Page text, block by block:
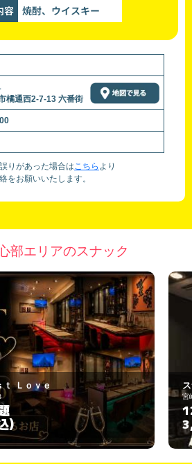
容 焼酎、ウイスキー
橘通西2-7-13 六番街
りがあった場合はこちら より
をお願いいたします。
部エリアのスナック
まゆみ
町3-34
飲み放題
(税込)